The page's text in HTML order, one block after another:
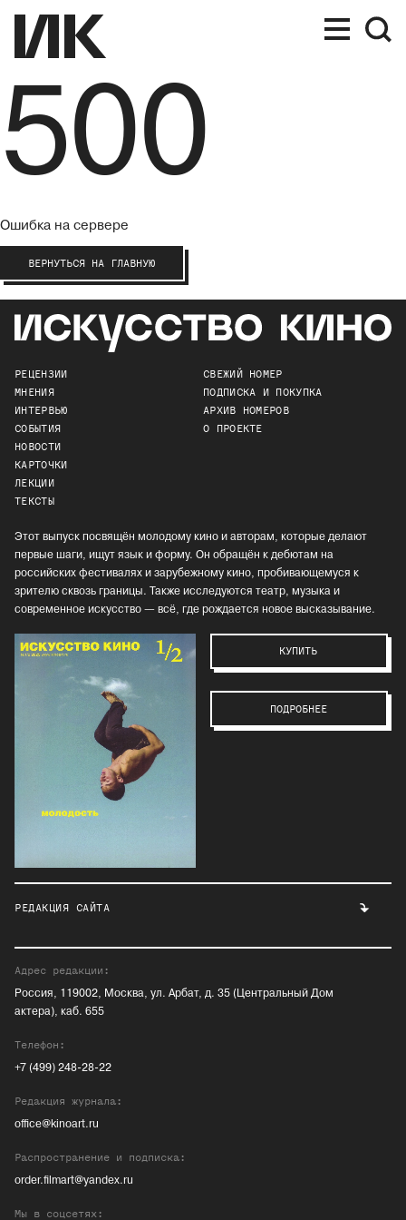
500
Ошибка на сервере
ВЕРНУТЬСЯ НА ГЛАВНУЮ
РЕЦЕНЗИИ
МНЕНИЯ
ИНТЕРВЬЮ
СОБЫТИЯ
НОВОСТИ
КАРТОЧКИ
ЛЕКЦИИ
ТЕКСТЫ
СВЕЖИЙ НОМЕР
ПОДПИСКА И ПОКУПКА
АРХИВ НОМЕРОВ
О ПРОЕКТЕ
Этот выпуск посвящён молодому кино и авторам, которые делают
первые шаги, ищут язык и форму. Он обращён к дебютам на
российских фестивалях и зарубежному кино, пробивающемуся к
зрителю сквозь границы. Также исследуются театр, музыка и
современное искусство — всё, где рождается новое высказывание.
КУПИТЬ
ПОДРОБНЕЕ
РЕДАКЦИЯ САЙТА
Адрес редакции:
Россия, 119002, Москва, ул. Арбат, д. 35 (Центральный Дом
актера), каб. 655
Телефон:
+7 (499) 248-28-22
Редакция журнала:
office@kinoart.ru
Распространение и подписка:
order.filmart@yandex.ru
Мы в соцсетях: